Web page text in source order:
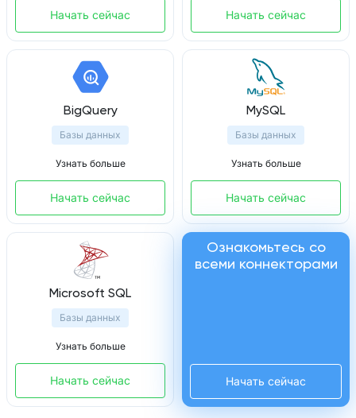
Начать сейчас Начать сейчас
BigQuery
Базы данных
Узнать больше
Начать сейчас
MySQL
Базы данных
Узнать больше
Начать сейчас
Microsoft SQL
Базы данных
Узнать больше
Начать сейчас
Ознакомьтесь со
всеми коннекторами
Начать сейчас